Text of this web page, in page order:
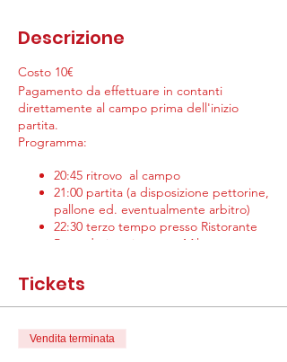
Descrizione
Costo 10€
Pagamento da effettuare in contanti
direttamente al campo prima dell'inizio
partita.
Programma:
20:45 ritrovo al campo
21:00 partita (a disposizione pettorine,
pallone ed. eventualmente arbitro)
22:30 terzo tempo presso Ristorante
Pomodorino via crema Milano
Si ricorda che per la partecizione è
necessario avere sottoscritto il modulo di
affiliazione all'associazione, compilabilequi,
ed aver mandato visita medica per attività
non agonistica a info@genitoriinpalla.it. Se
Tickets
Vendita terminata